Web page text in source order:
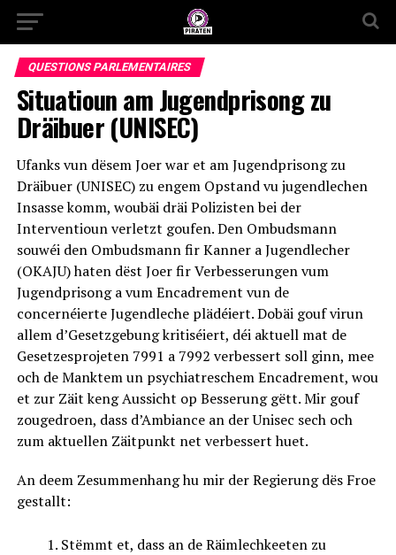
QUESTIONS PARLEMENTAIRES
Situatioun am Jugendprisong zu
Dräibuer (UNISEC)
Ufanks vun dësem Joer war et am Jugendprisong zu
Dräibuer (UNISEC) zu engem Opstand vu jugendlechen
Insasse komm, woubäi dräi Polizisten bei der
Interventioun verletzt goufen. Den Ombudsmann
souwéi den Ombudsmann fir Kanner a Jugendlecher
(OKAJU) haten dëst Joer fir Verbesserungen vum
Jugendprisong a vum Encadrement vun de
concernéierte Jugendleche plädéiert. Dobäi gouf virun
allem d’Gesetzgebung kritiséiert, déi aktuell mat de
Gesetzesprojeten 7991 a 7992 verbessert soll ginn, mee
och de Manktem un psychiatreschem Encadrement, wou
et zur Zäit keng Aussicht op Besserung gëtt. Mir gouf
zougedroen, dass d’Ambiance an der Unisec sech och
zum aktuellen Zäitpunkt net verbessert huet.
An deem Zesummenhang hu mir der Regierung dës Froe
gestallt:
Stëmmt et, dass an de Räimlechkeeten zu